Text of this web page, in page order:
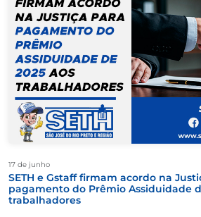
17 de junho
SETH e Gstaff firmam acordo na
pagamento do Prêmio Assiduidade
trabalhadores